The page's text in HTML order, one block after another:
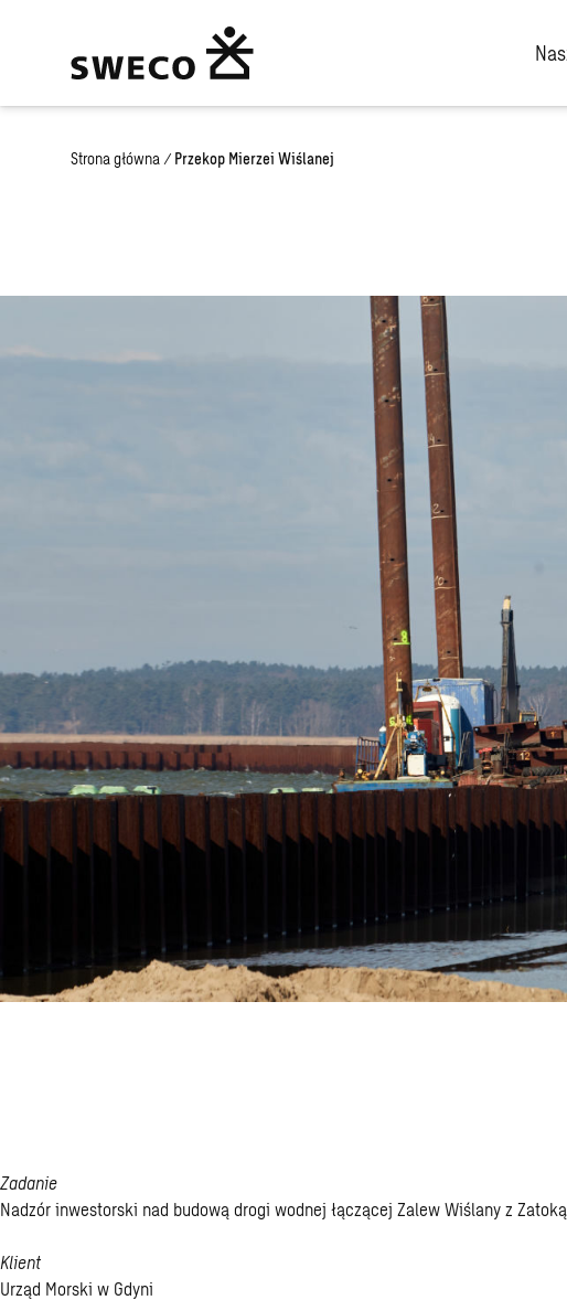
Strona główna / Przekop Mierzei Wiślanej
Zadanie
Nadzór inwestorski nad budową drogi wodnej łączącej Zalew Wiślany z
Klient
Urząd Morski w Gdyni